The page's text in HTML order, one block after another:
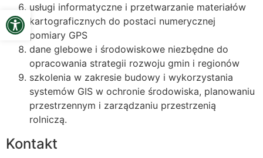
Open toolbar
usługi informatyczne i przetwarzanie materiałów
kartograficznych do postaci numerycznej
pomiary GPS
dane glebowe i środowiskowe niezbędne do
opracowania strategii rozwoju gmin i regionów
szkolenia w zakresie budowy i wykorzystania
systemów GIS w ochronie środowiska, planowaniu
przestrzennym i zarządzaniu przestrzenią
rolniczą.
Kontakt